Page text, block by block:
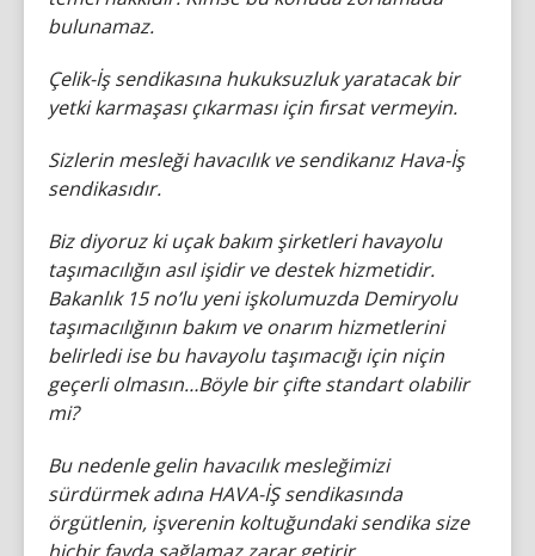
bulunamaz.
Çelik-İş sendikasına hukuksuzluk yaratacak bir
yetki karmaşası çıkarması için fırsat vermeyin.
Sizlerin mesleği havacılık ve sendikanız Hava-İş
sendikasıdır.
Biz diyoruz ki uçak bakım şirketleri havayolu
taşımacılığın asıl işidir ve destek hizmetidir.
Bakanlık 15 no’lu yeni işkolumuzda Demiryolu
taşımacılığının bakım ve onarım hizmetlerini
belirledi ise bu havayolu taşımacığı için niçin
geçerli olmasın…Böyle bir çifte standart olabilir
mi?
Bu nedenle gelin havacılık mesleğimizi
sürdürmek adına HAVA-İŞ sendikasında
örgütlenin, işverenin koltuğundaki sendika size